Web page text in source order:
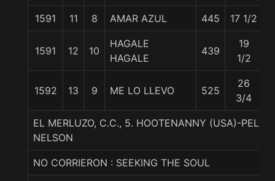
1591 11 8 AMAR AZUL 445 17 1/2
1591 12 10
HAGALE
HAGALE
439
19
1/2
1592 13 9 ME LO LLEVO 525
26
3/4
EL MERLUZO, C.C., 5. HOOTENANNY (USA)-
NELSON
NO CORRIERON : SEEKING THE SOUL